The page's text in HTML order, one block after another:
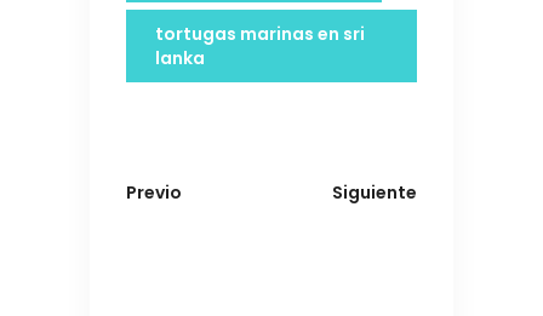
tortugas marinas en sri
lanka
Previo Siguiente